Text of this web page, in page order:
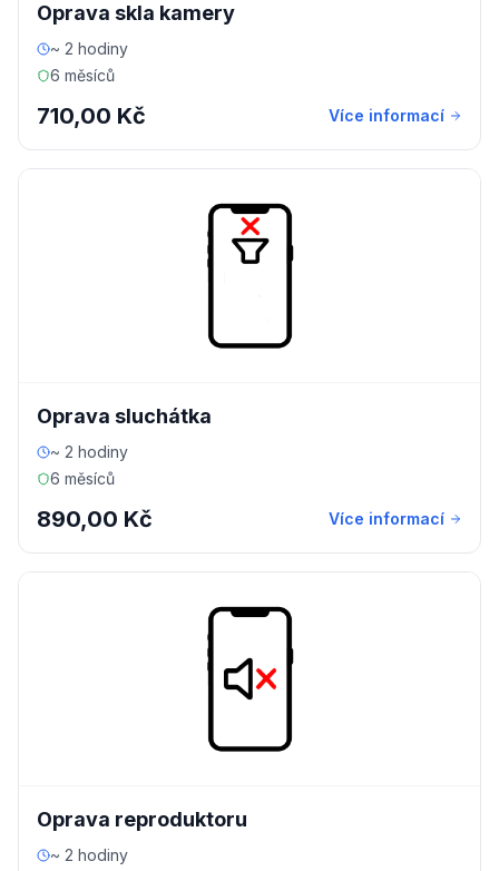
Oprava skla kamery
~ 2 hodiny
6 měsíců
710,00 Kč Více informací
Oprava sluchátka
~ 2 hodiny
6 měsíců
890,00 Kč Více informací
Oprava reproduktoru
~ 2 hodiny